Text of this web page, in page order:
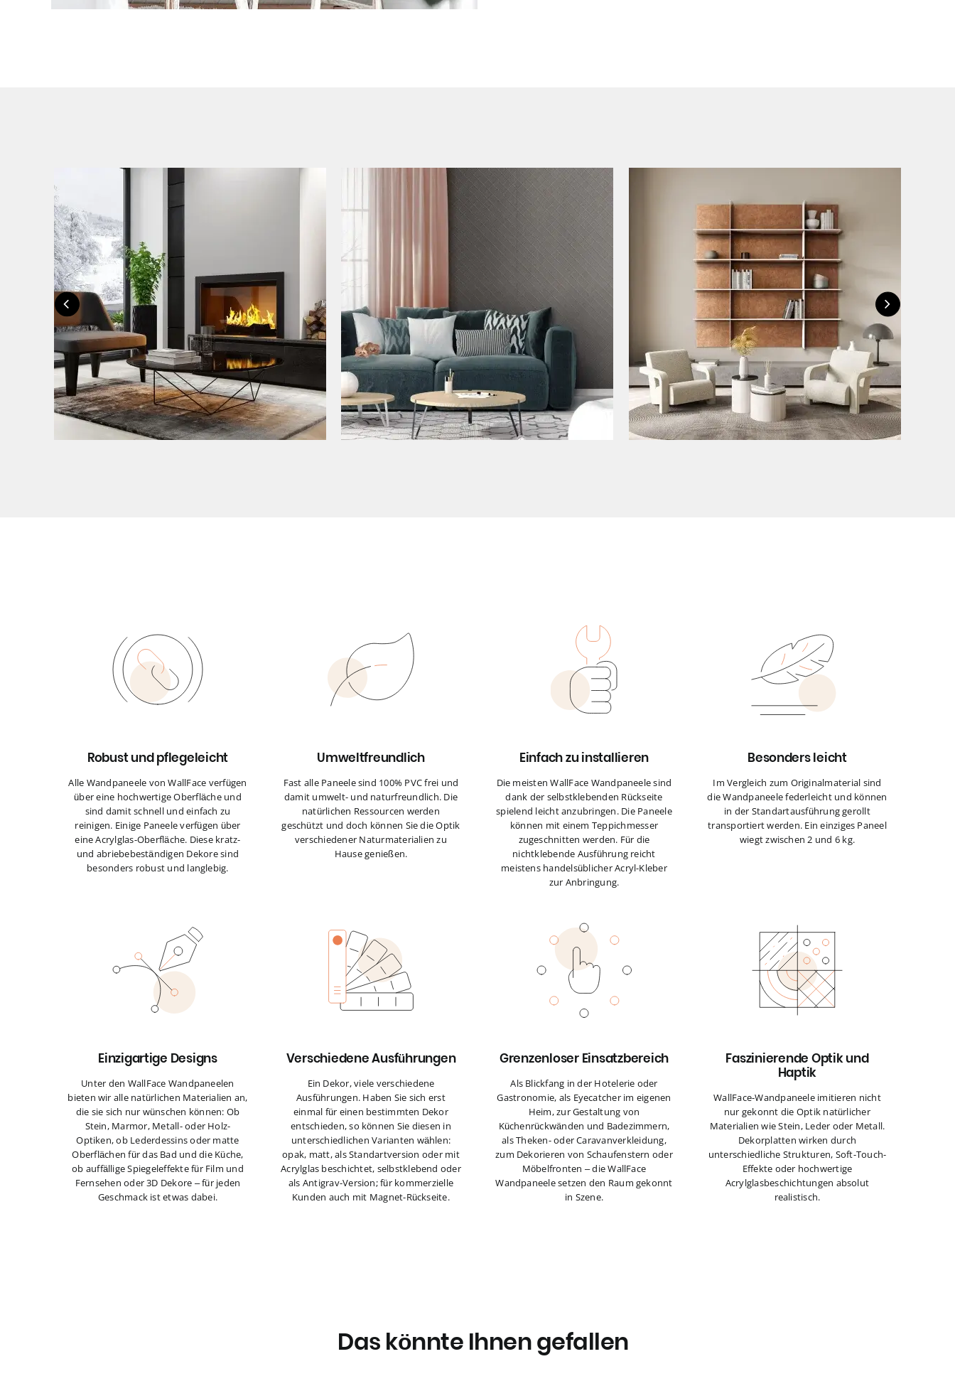
Robust und pflegeleicht
Alle Wandpaneele von WallFace verfügen
über eine hochwertige Oberfläche und
sind damit schnell und einfach zu
reinigen. Einige Paneele verfügen über
eine Acrylglas-Oberfläche. Diese kratz-
und abriebebeständigen Dekore sind
besonders robust und langlebig.
Umweltfreundlich
Fast alle Paneele sind 100% PVC frei und
damit umwelt- und naturfreundlich. Die
natürlichen Ressourcen werden
geschützt und doch können Sie die Optik
verschiedener Naturmaterialien zu
Hause genießen.
Einfach zu installieren
Die meisten WallFace Wandpaneele sind
dank der selbstklebenden Rückseite
spielend leicht anzubringen. Die Paneele
können mit einem Teppichmesser
zugeschnitten werden. Für die
nichtklebende Ausführung reicht
meistens handelsüblicher Acryl-Kleber
zur Anbringung.
Besonders leicht
Im Vergleich zum Originalmaterial sind
die Wandpaneele federleicht und können
in der Standartausführung gerollt
transportiert werden. Ein einziges Paneel
wiegt zwischen 2 und 6 kg.
Einzigartige Designs
Unter den WallFace Wandpaneelen
bieten wir alle natürlichen Materialien an,
die sie sich nur wünschen können: Ob
Stein, Marmor, Metall- oder Holz-
Optiken, ob Lederdessins oder matte
Oberflächen für das Bad und die Küche,
ob auffällige Spiegeleffekte für Film und
Fernsehen oder 3D Dekore – für jeden
Geschmack ist etwas dabei.
Verschiedene Ausführungen
Ein Dekor, viele verschiedene
Ausführungen. Haben Sie sich erst
einmal für einen bestimmten Dekor
entschieden, so können Sie diesen in
unterschiedlichen Varianten wählen:
opak, matt, als Standartversion oder mit
Acrylglas beschichtet, selbstklebend oder
als Antigrav-Version; für kommerzielle
Kunden auch mit Magnet-Rückseite.
Grenzenloser Einsatzbereich
Als Blickfang in der Hotelerie oder
Gastronomie, als Eyecatcher im eigenen
Heim, zur Gestaltung von
Küchenrückwänden und Badezimmern,
als Theken- oder Caravanverkleidung,
zum Dekorieren von Schaufenstern oder
Möbelfronten – die WallFace
Wandpaneele setzen den Raum gekonnt
in Szene.
Faszinierende Optik und
Haptik
WallFace-Wandpaneele imitieren nicht
nur gekonnt die Optik natürlicher
Materialien wie Stein, Leder oder Metall.
Dekorplatten wirken durch
unterschiedliche Strukturen, Soft-Touch-
Effekte oder hochwertige
Acrylglasbeschichtungen absolut
realistisch.
Das könnte Ihnen gefallen